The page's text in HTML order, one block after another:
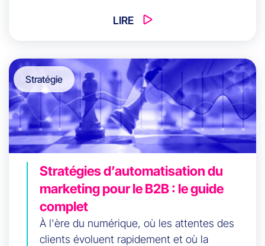
la prolifération incontrôlée ? Cet article
(gouvernance, qualité), et propose un
modèle hybride où la data team passe du
goulot d’étranglement à l’accélérateur.
LIRE
Stratégie
Stratégies d’automatisation du
marketing pour le B2B : le guide
complet
À l'ère du numérique, où les attentes des
clients évoluent rapidement et où la